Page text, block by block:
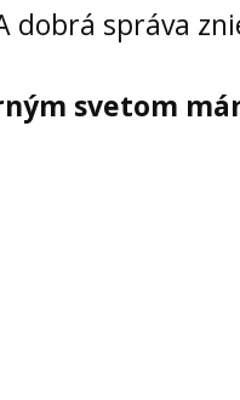
dobrá správa
svetom